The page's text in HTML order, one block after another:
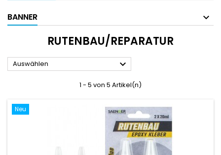
BANNER
RUTENBAU/REPARATUR
Auswählen 
1 - 5 von 5 Artikel(n)
Neu